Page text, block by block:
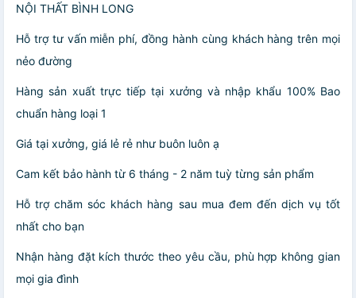
NỘI THẤT BÌNH LONG
Hỗ trợ tư vấn miễn phí, đồng hành cùng khách hàng trên mọi
nẻo đường
Hàng sản xuất trực tiếp tại xưởng và nhập khẩu 100% Bao
chuẩn hàng loại 1
Giá tại xưởng, giá lẻ rẻ như buôn luôn ạ
Cam kết bảo hành từ 6 tháng - 2 năm tuỳ từng sản phẩm
Hỗ trợ chăm sóc khách hàng sau mua đem đến dịch vụ tốt
nhất cho bạn
Nhận hàng đặt kích thước theo yêu cầu, phù hợp không gian
mọi gia đình